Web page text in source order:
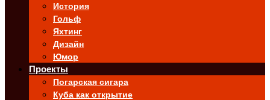
История
Гольф
Яхтинг
Дизайн
Юмор
Проекты
Погарская сигара
Куба как открытие